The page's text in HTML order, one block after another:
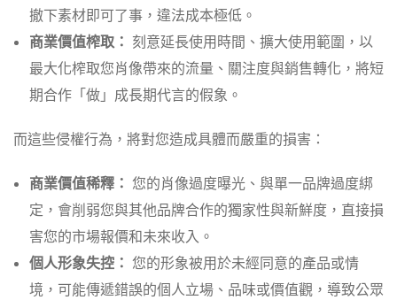
撤下素材即可了事，違法成本極低。
商業價值榨取： 刻意延長使用時間、擴大使用範圍，以
最大化榨取您肖像帶來的流量、關注度與銷售轉化，將短
期合作「做」成長期代言的假象。
而這些侵權行為，將對您造成具體而嚴重的損害：
商業價值稀釋： 您的肖像過度曝光、與單一品牌過度綁
定，會削弱您與其他品牌合作的獨家性與新鮮度，直接損
害您的市場報價和未來收入。
個人形象失控： 您的形象被用於未經同意的產品或情
境，可能傳遞錯誤的個人立場、品味或價值觀，導致公眾